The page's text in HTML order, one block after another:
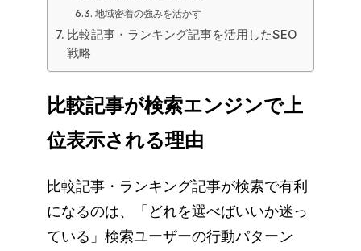
地域密着の強みを活かす
比較記事・ランキング記事を活用したSEO
戦略
比較記事が検索エンジンで上
位表示される理由
比較記事・ランキング記事が検索で有利
になるのは、「どれを選べばいいか迷っ
ている」検索ユーザーの行動パターン